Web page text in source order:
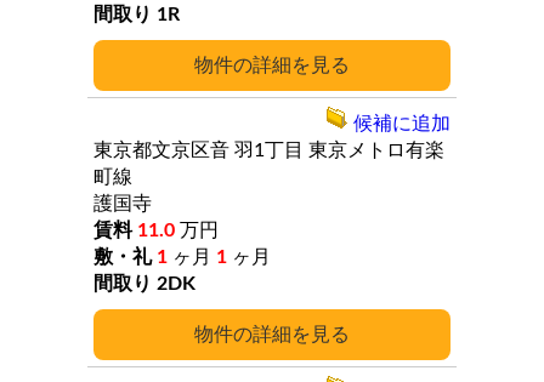
詳細
1R
詳細
東京都文京区音 羽1丁目 東京メトロ有楽
町線
護国寺
11.0 万円
1 ヶ月 1 ヶ月
2DK
候補に追加